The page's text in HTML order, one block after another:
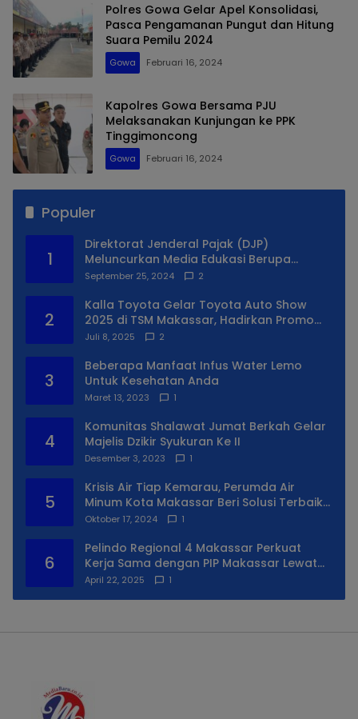
Polres Gowa Gelar Apel Konsolidasi,
Pasca Pengamanan Pungut dan Hitung
Suara Pemilu 2024
Gowa Februari 16, 2024
Kapolres Gowa Bersama PJU
Melaksanakan Kunjungan ke PPK
Tinggimoncong
Gowa Februari 16, 2024
Populer
1
Direktorat Jenderal Pajak (DJP)
Meluncurkan Media Edukasi Berupa
Simulator Coretax
September 25, 2024 2
2
Kalla Toyota Gelar Toyota Auto Show
2025 di TSM Makassar, Hadirkan Promo
Spesial
Juli 8, 2025 2
3
Beberapa Manfaat Infus Water Lemo
Untuk Kesehatan Anda
Maret 13, 2023 1
4
Komunitas Shalawat Jumat Berkah Gelar
Majelis Dzikir Syukuran Ke II
Desember 3, 2023 1
5
Krisis Air Tiap Kemarau, Perumda Air
Minum Kota Makassar Beri Solusi Terbaik
Untuk Daerah Utara Kota
Oktober 17, 2024 1
6
Pelindo Regional 4 Makassar Perkuat
Kerja Sama dengan PIP Makassar Lewat
Praktek Lapangan
April 22, 2025 1